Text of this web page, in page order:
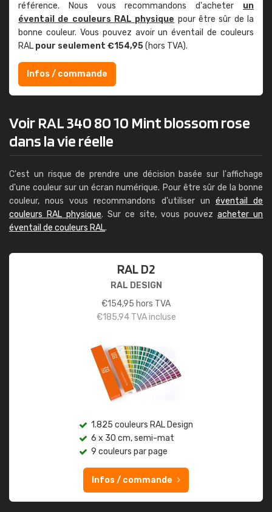
référence. Nous vous recommandons d'acheter un
éventail de couleurs RAL physique pour être sûr de la
bonne couleur. Vous pouvez avoir un éventail de couleurs
RAL pour seulement €154,95(hors TVA).
Infos / commande
Voir RAL 340 80 10 Mint blossom rose
dans la vie réelle
C'est un risque de prendre une décision basée sur l'affichage
d'une couleur sur un écran numérique. Pour être sûr de la bonne
couleur, nous vous recommandons d'utiliser un éventail de
couleurs RAL physique. Sur ce site, vous pouvez acheter un
éventail de couleurs RAL.
RAL D2
RAL DESIGN
€154,95 hors TVA
€185,94TVA incluse
1.825 couleurs RAL Design
6 x 30 cm, semi-mat
9 couleurs par page
Infos / commande